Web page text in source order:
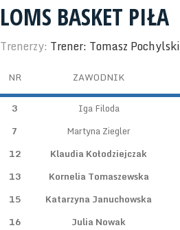
LOMS BASKET PIŁA
Trenerzy: Trener: Tomasz Pochylski
NR ZAWODNIK
3 Iga Filoda
7
Martyna Ziegler
12
Klaudia Kołodziejczak
13
Kornelia Tomaszewska
15
Katarzyna Januchowska
16
Julia Nowak